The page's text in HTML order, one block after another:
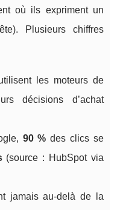
où ils expriment un
Plusieurs chiffres
les moteurs de
décisions d’achat
90 % des clics se
(source : HubSpot via
jamais au-delà de la